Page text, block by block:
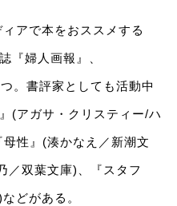
アで本をおススメする
『婦人画報』、
。書評家としても活動中
(アガサ・クリスティー/ハ
性』(湊かなえ／新潮文
／双葉文庫)、『スタフ
どがある。